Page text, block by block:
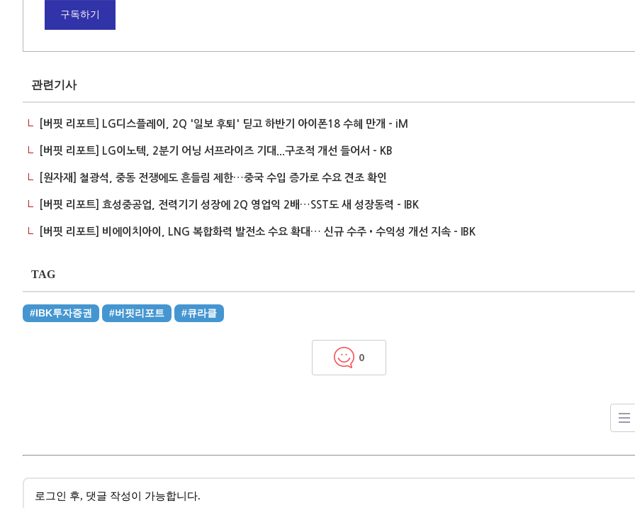
구독하기
관련기사
[버핏 리포트] LG디스플레이, 2Q '일보 후퇴' 딛고 하반기 아이폰18 수혜 만개 - iM
[버핏 리포트] LG이노텍, 2분기 어닝 서프라이즈 기대...구조적 개선 들어서 - KB
[원자재] 철광석, 중동 전쟁에도 흔들림 제한…중국 수입 증가로 수요 견조 확인
[버핏 리포트] 효성중공업, 전력기기 성장에 2Q 영업익 2배…SST도 새 성장동력 - IBK
[버핏 리포트] 비에이치아이, LNG 복합화력 발전소 수요 확대… 신규 수주•수익성 개선 지속 – IBK
TAG
#IBK투자증권 #버핏리포트 #큐라클
0